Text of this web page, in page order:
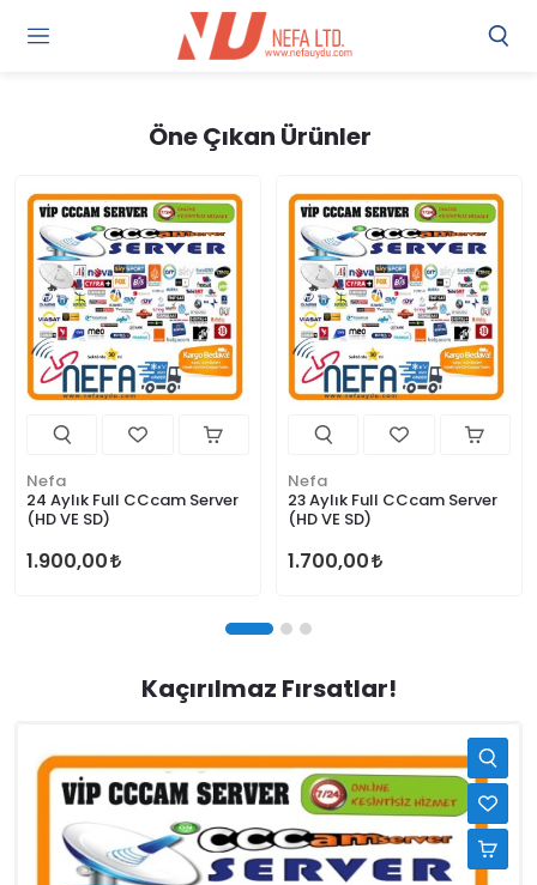
Öne Çıkan Ürünler
Nefa
24 Aylık Full CCcam Server
(HD VE SD)
1.900,00
Nefa
23 Aylık Full CCcam Server
(HD VE SD)
1.700,00
Kaçırılmaz Fırsatlar!